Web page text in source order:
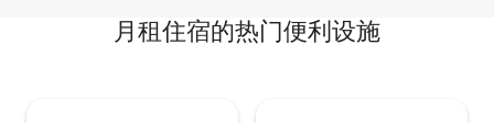
月租住宿的热门便利设施